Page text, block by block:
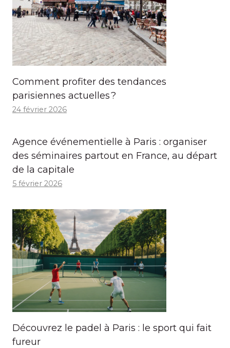
Comment profiter des tendances
parisiennes actuelles ?
24 février 2026
Agence événementielle à Paris : organiser
des séminaires partout en France, au départ
de la capitale
5 février 2026
Découvrez le padel à Paris : le sport qui fait
fureur